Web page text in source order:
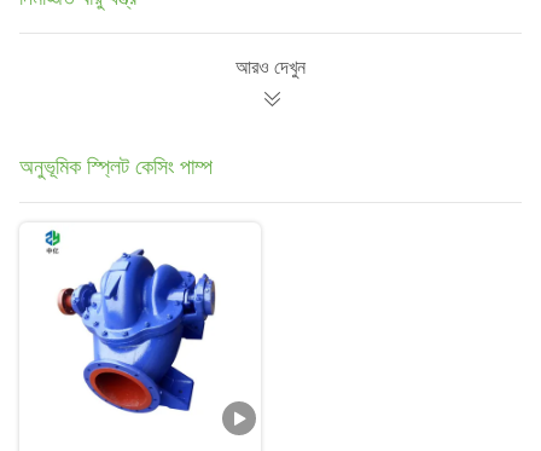
আরও দেখুন
অনুভূমিক স্প্লিট কেসিং পাম্প